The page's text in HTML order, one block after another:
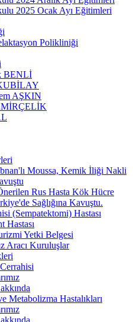
2025 Ocak Ayı Eğitimleri
Polikliniği
BENLİ
AŞKIN
Moussa, Kemik İliği Nakli
Rus Hasta Kök Hücre
Sağlığına Kavuştu.
(Sempatektomi) Hastası
Hastası
Yetki Belgesi
Aracı Kuruluşlar
Metabolizma Hastalıkları